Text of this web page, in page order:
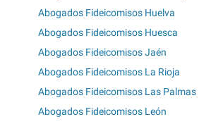
Abogados Fideicomisos Huelva
Abogados Fideicomisos Huesca
Abogados Fideicomisos Jaén
Abogados Fideicomisos La Rioja
Abogados Fideicomisos Las Palmas
Abogados Fideicomisos León